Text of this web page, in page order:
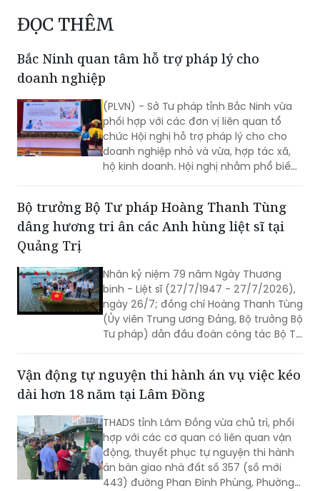
ĐỌC THÊM
Bắc Ninh quan tâm hỗ trợ pháp lý cho
doanh nghiệp
(PLVN) - Sở Tư pháp tỉnh Bắc Ninh vừa
phối hợp với các đơn vị liên quan tổ
chức Hội nghị hỗ trợ pháp lý cho cho
doanh nghiệp nhỏ và vừa, hợp tác xã,
hộ kinh doanh. Hội nghị nhằm phổ biến
quá trình sản xuất, kinh doanh và tăng
cường đối thoại với cộng đồng doanh
Bộ trưởng Bộ Tư pháp Hoàng Thanh Tùng
dâng hương tri ân các Anh hùng liệt sĩ tại
Quảng Trị
Nhân kỷ niệm 79 năm Ngày Thương
binh - Liệt sĩ (27/7/1947 - 27/7/2026),
ngày 26/7; đồng chí Hoàng Thanh Tùng
(Ủy viên Trung ương Đảng, Bộ trưởng Bộ
Tư pháp) dẫn đầu đoàn công tác Bộ Tư
chỉ đỏ” trên địa bàn tỉnh Quảng Trị, bày
tỏ lòng biết ơn sâu sắc đối với những
Tổ quốc.
Vận động tự nguyện thi hành án vụ việc kéo
dài hơn 18 năm tại Lâm Đồng
THADS tỉnh Lâm Đồng vừa chủ trì, phối
hợp với các cơ quan có liên quan vận
động, thuyết phục tự nguyện thi hành
án bàn giao nhà đất số 357 (số mới
443) đường Phan Đình Phùng, Phường